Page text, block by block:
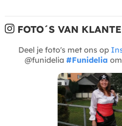
FOTO´S VAN
Deel je foto's met ons op
@funidelia #Funidelia